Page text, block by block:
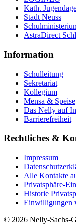
Kath.
Stadt Neuss
AstraDirect
Information
Schulleitung
Sekretariat
Kollegium
Mensa &
Das Nelly auf
Barrierefreiheit
Rechtliches &
Impressum
Alle Kontakte
Privatsphäre-
Historie
Einwilligungen
© 2026 Nelly-Sachs-